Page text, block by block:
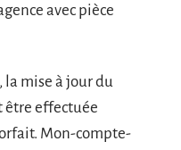
avec pièce
la mise à jour du
être effectuée
Mon-compte-